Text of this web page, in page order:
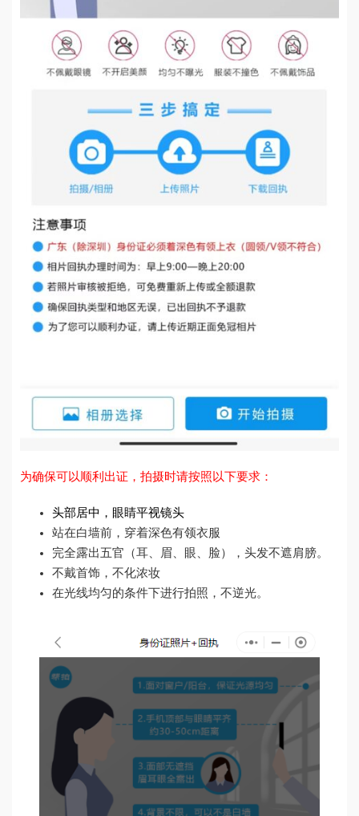
为确保可以顺利出证，拍摄时请按照以下要求：
头部居中，眼睛平视镜头
站在白墙前，穿着深色有领衣服
完全露出五官（耳、眉、眼、脸），头发不遮肩膀。
不戴首饰，不化浓妆
在光线均匀的条件下进行拍照，不逆光。